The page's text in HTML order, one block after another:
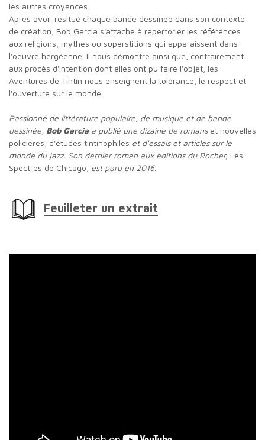
les autres croyances.
Après avoir resitué chaque bande dessinée dans son contexte
de création, Bob Garcia s'attache à répertorier les références
aux religions, mythes ou superstitions qui apparaissent dans
l'oeuvre hergéenne. Il nous démontre ainsi que, contrairement
aux procès d'intention dont elles ont pu faire l'objet, les
Aventures de Tintin nous enseignent la tolérance, le respect et
l'ouverture sur le monde.
Passionné de littérature populaire, de musique et de bande
dessinée, Bob Garciaa publié une dizaine de romans et nouvelles
policières, d'études tintinophiles et d'essais et articles sur le
monde du jazz. Son dernier roman aux éditions du Rocher, Les
Spectres de Chicago , est paru en 2016.
Feuilleter un extrait